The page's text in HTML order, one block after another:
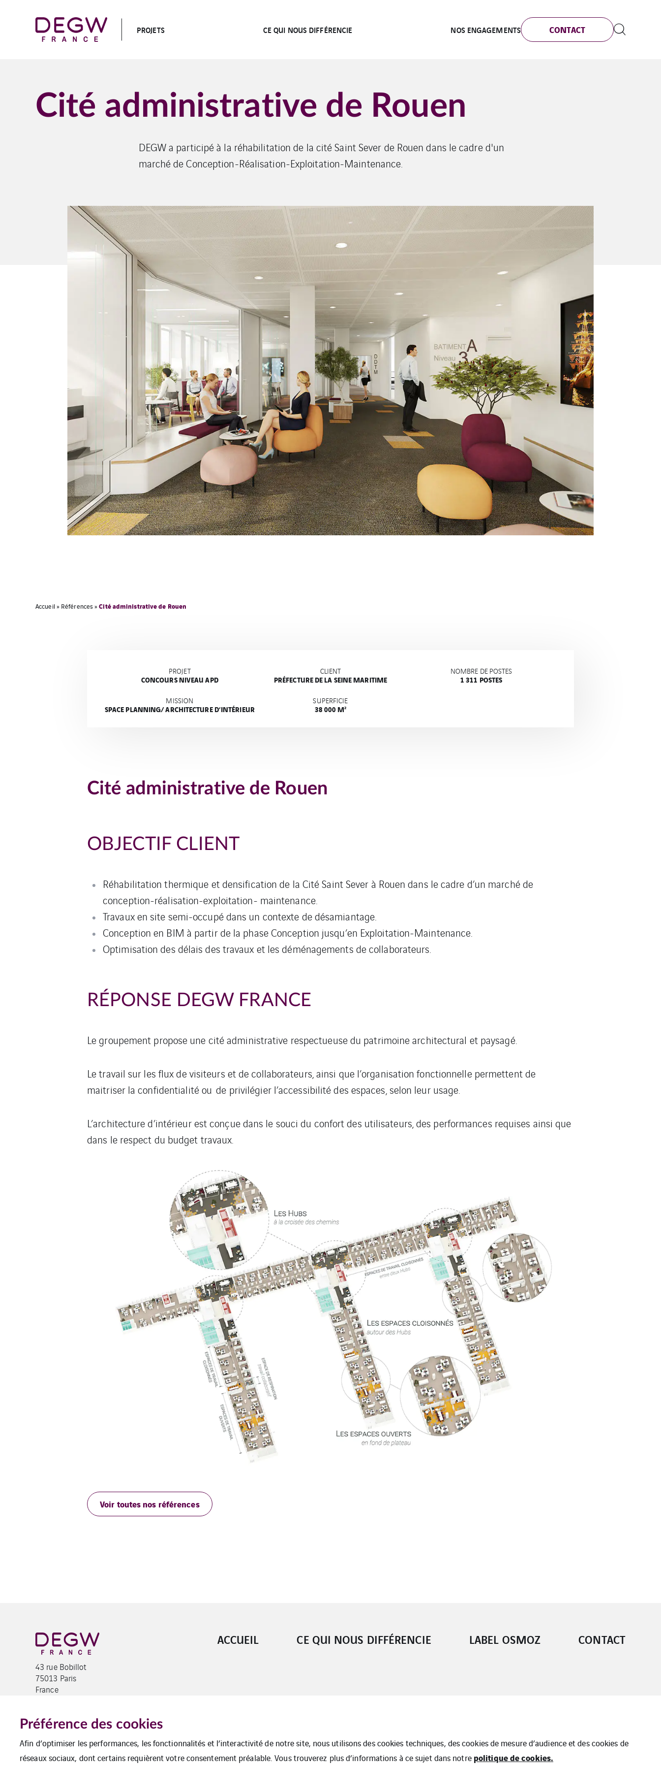
PROJETS CE QUI NOUS DIFFÉRENCIE NOS ENGAGEMENTS CONTACT
Cité administrative de Rouen
DEGW a participé à la réhabilitation de la cité Saint Sever de Rouen dans le cadre d'un
marché de Conception-Réalisation-Exploitation-Maintenance.
Accueil» Références»Cité administrative de Rouen
PROJET
CONCOURS NIVEAU APD
CLIENT
PRÉFECTURE DE LA SEINE MARITIME
NOMBRE DE POSTES
1 311 POSTES
MISSION
SPACE PLANNING/ ARCHITECTURE D’INTÉRIEUR
SUPERFICIE
38 000 M²
Cité administrative de Rouen
OBJECTIF CLIENT
Réhabilitation thermique et densification de la Cité Saint Sever à Rouen dans le cadre d’un marché de
conception-réalisation-exploitation- maintenance.
Travaux en site semi-occupé dans un contexte de désamiantage.
Conception en BIM à partir de la phase Conception jusqu’en Exploitation-Maintenance.
Optimisation des délais des travaux et les déménagements de collaborateurs.
RÉPONSE DEGW FRANCE
Le groupement propose une cité administrative respectueuse du patrimoine architectural et paysagé.
Le travail sur les flux de visiteurs et de collaborateurs, ainsi que l’organisation fonctionnelle permettent de
maitriser la confidentialité ou de privilégier l’accessibilité des espaces, selon leur usage.
L’architecture d’intérieur est conçue dans le souci du confort des utilisateurs, des performances requises ainsi que
dans le respect du budget travaux.
Voir toutes nos références
43 rue Bobillot
75013 Paris
France
degw@degw.fr
ACCUEIL CE QUI NOUS DIFFÉRENCIE LABEL OSMOZ CONTACT
Préférence des cookies
Afin d’optimiser les performances, les fonctionnalités et l’interactivité de notre site, nous utilisons des cookies techniques, des cookies de mesure d’audience et des cookies de
réseaux sociaux, dont certains requièrent votre consentement préalable. Vous trouverez plus d’informations à ce sujet dans notre politique de cookies.